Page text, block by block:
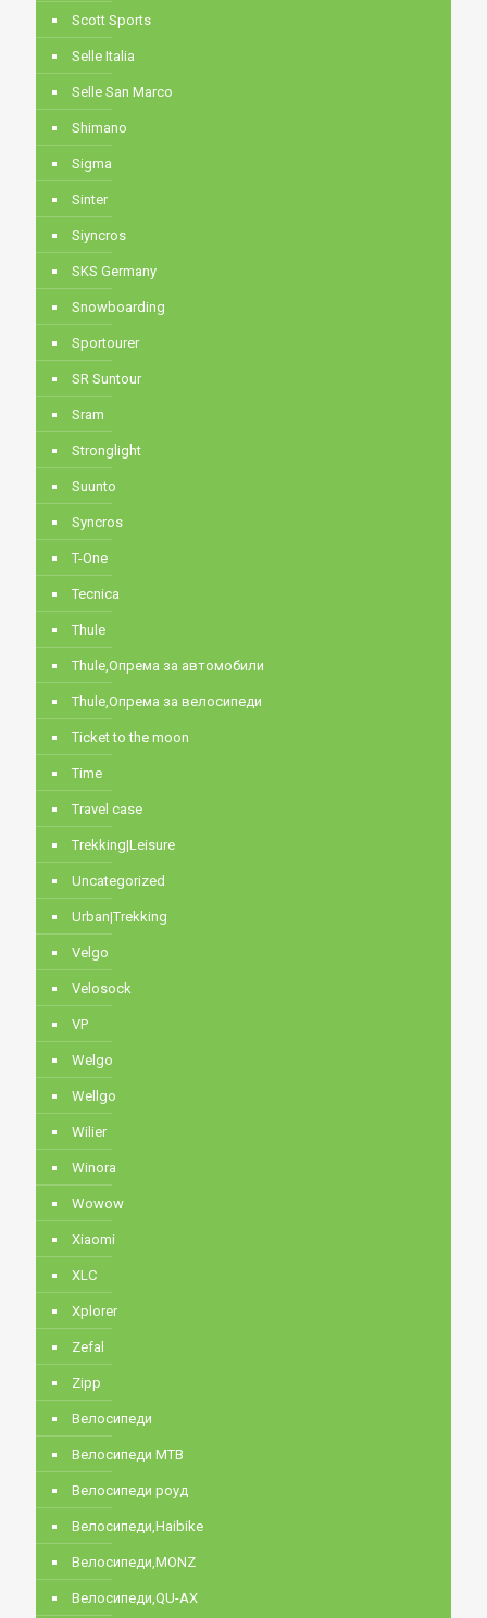
Scott Sports
Selle Italia
Selle San Marco
Shimano
Sigma
Sinter
Siyncros
SKS Germany
Snowboarding
Sportourer
SR Suntour
Sram
Stronglight
Suunto
Syncros
T-One
Tecnica
Thule
Thule,Опрема за автомобили
Thule,Опрема за велосипеди
Ticket to the moon
Time
Travel case
Trekking|Leisure
Uncategorized
Urban|Trekking
Velgo
Velosock
VP
Welgo
Wellgo
Wilier
Winora
Wowow
Xiaomi
XLC
Xplorer
Zefal
Zipp
Велосипеди
Велосипеди MTB
Велосипеди роуд
Велосипеди,Haibike
Велосипеди,MONZ
Велосипеди,QU-AX